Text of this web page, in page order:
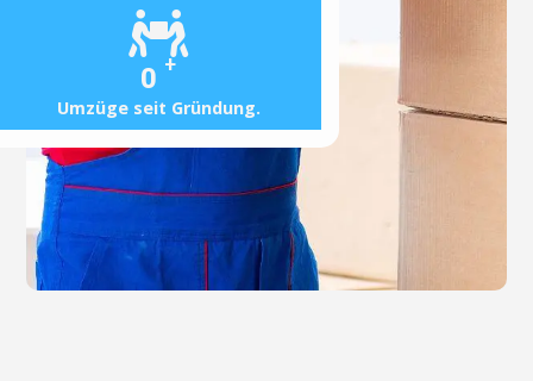
0 +
Umzüge seit Gründung.